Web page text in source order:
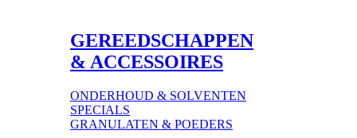
GEREEDSCHAPPEN
& ACCESSOIRES
ONDERHOUD & SOLVENTEN
SPECIALS
GRANULATEN & POEDERS